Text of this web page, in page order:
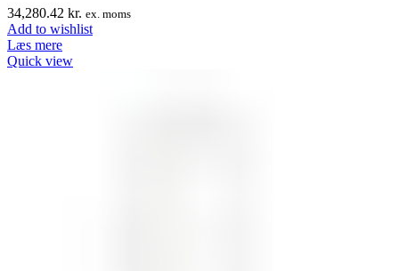
34,280.42 kr. ex. moms
Add to wishlist
Læs mere
Quick view